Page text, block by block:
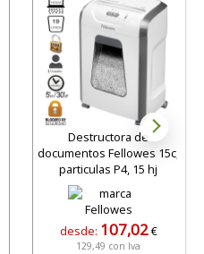
Destructora de
documentos Fellowes 15c,
particulas P4, 15 hj
desde: 107,02€
129,49 con Iva